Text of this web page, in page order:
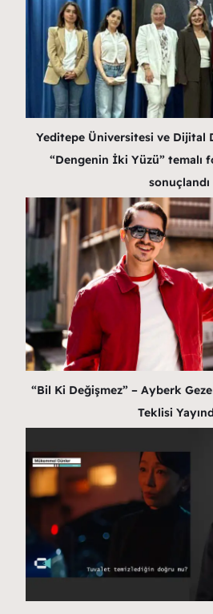
Yeditepe Üniversitesi ve Dijital
“Dengenin İki Yüzü” temalı
sonuçlandı
“Bil Ki Değişmez” – Ayberk
Teklisi